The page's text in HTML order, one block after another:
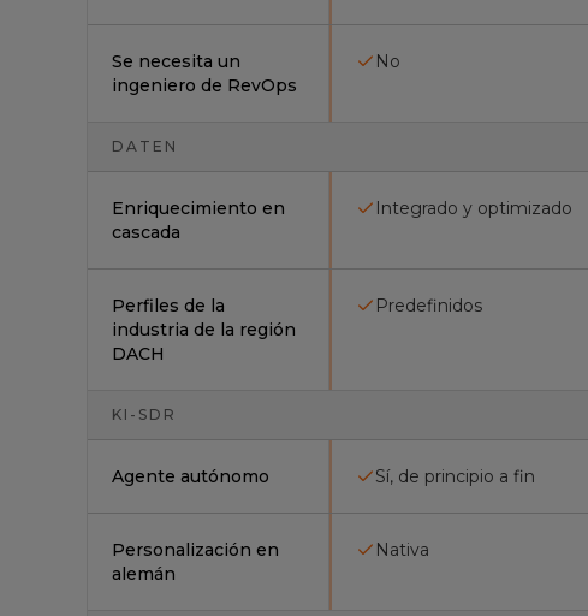
Se necesita un
ingeniero de RevOps
No
DATEN
Enriquecimiento en
cascada
Integrado y optimizado
Perfiles de la
industria de la región
DACH
Predefinidos
KI-SDR
Agente autónomo Sí, de principio a fin
Personalización en
alemán
Nativa